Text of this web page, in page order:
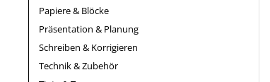
Papiere & Blöcke
Präsentation & Planung
Schreiben & Korrigieren
Technik & Zubehör